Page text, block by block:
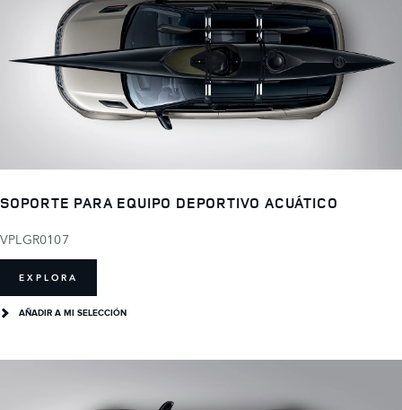
SOPORTE PARA EQUIPO DEPORTIVO ACUÁTICO
VPLGR0107
EXPLORA
AÑADIR A MI SELECCIÓN